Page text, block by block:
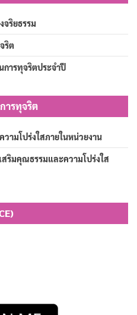
จริยธรรม
ริต
การทุจริตประจำปี
ารทุจริต
ามโปร่งใสภายในหน่วยงาน
สริมคุณธรรมและความโปร่งใส